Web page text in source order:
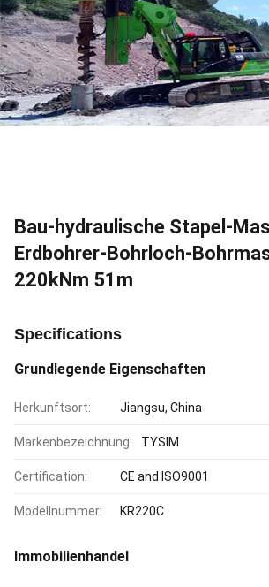
Bau-hydraulische Stapel-
Erdbohrer-Bohrloch-
220kNm 51m
Specifications
Grundlegende Eigenschaften
Herkunftsort: Jiangsu, China
Markenbezeichnung: TYSIM
Certification: CE and ISO9001
Modellnummer: KR220C
Immobilienhandel